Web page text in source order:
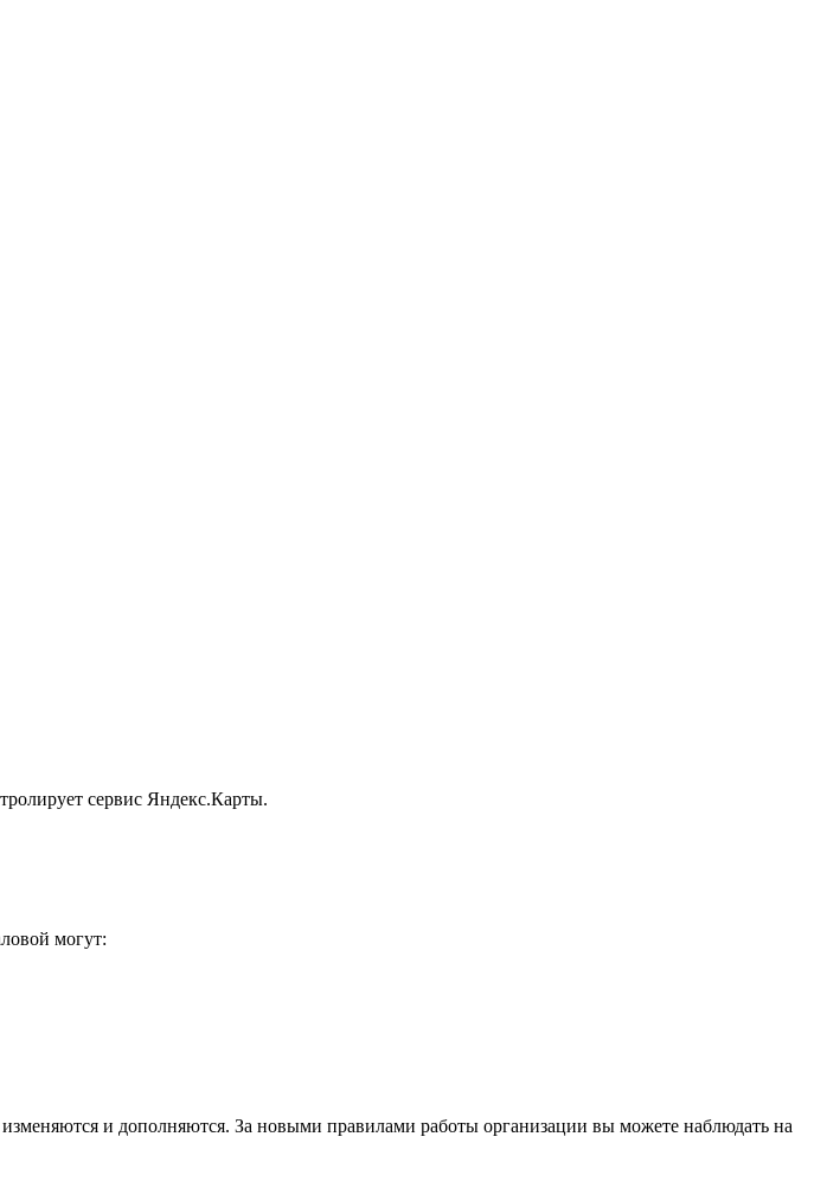
сервис Яндекс.Карты.
могут:
и дополняются. За новыми правилами работы организации вы можете наблюдать на